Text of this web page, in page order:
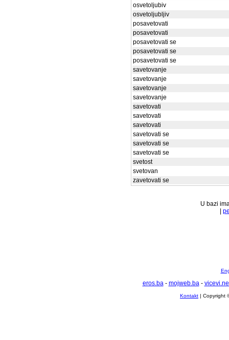
osvetoljubiv
osvetoljubljiv
posavetovati
posavetovati
posavetovati se
posavetovati se
posavetovati se
savetovanje
savetovanje
savetovanje
savetovanje
savetovati
savetovati
savetovati
savetovati se
savetovati se
savetovati se
svetost
svetovan
zavetovati se
U bazi
eros.ba- mojweb.ba-
Kontakt | Copyright